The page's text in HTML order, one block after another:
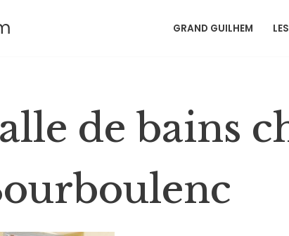
GRAND GUILHEM
de bains